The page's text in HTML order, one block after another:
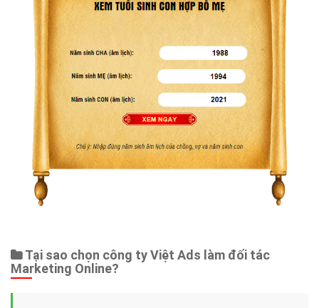
Tại sao chọn công ty Việt Ads làm đối tác
Marketing Online?